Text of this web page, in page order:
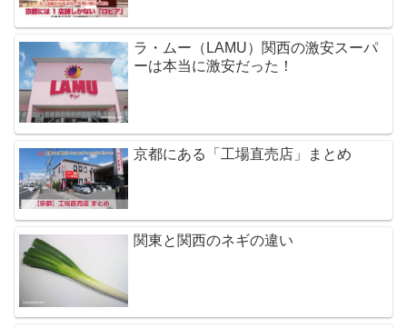
ラ・ムー（LAMU）関西の激安スーパ
ーは本当に激安だった！
京都にある「工場直売店」まとめ
関東と関西のネギの違い